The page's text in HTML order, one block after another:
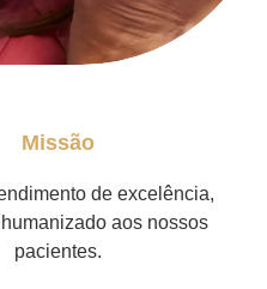
Missão
de excelência,
aos nossos
pacientes.